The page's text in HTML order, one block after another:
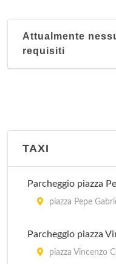
Attualmente
requisiti
TAXI
Parcheggio piazza
piazza Pepe
Parcheggio piazza
piazza Vincenzo